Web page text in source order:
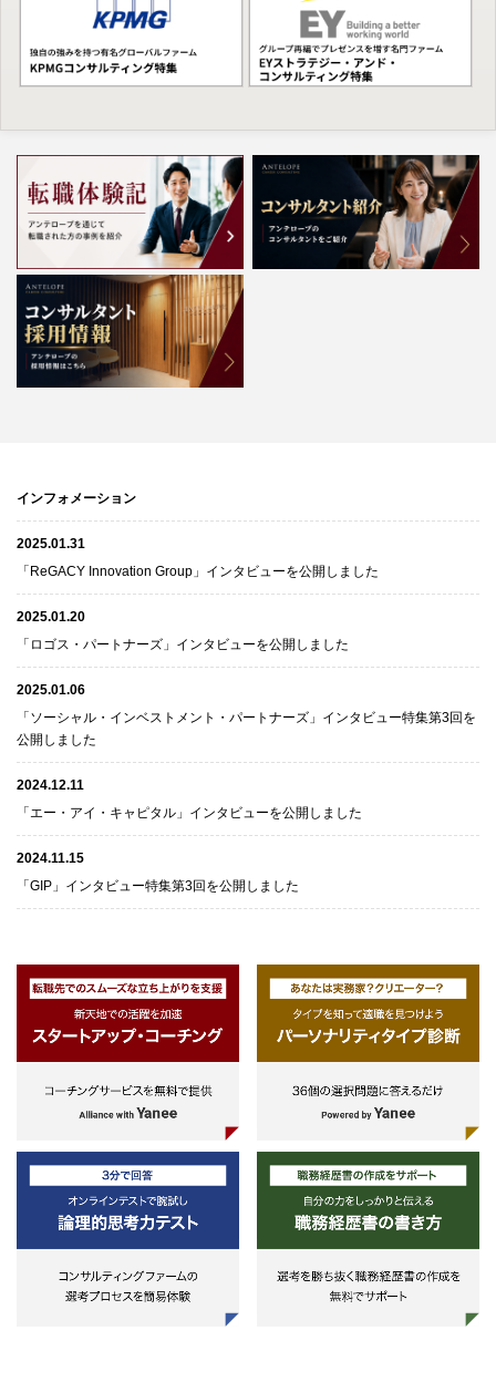
インフォメーション
2025.01.31
「ReGACY Innovation Group」インタビューを公開しました
2025.01.20
「ロゴス・パートナーズ」インタビューを公開しました
2025.01.06
「ソーシャル・インベストメント・パートナーズ」インタビュー特集第3回を
公開しました
2024.12.11
「エー・アイ・キャピタル」インタビューを公開しました
2024.11.15
「GIP」インタビュー特集第3回を公開しました